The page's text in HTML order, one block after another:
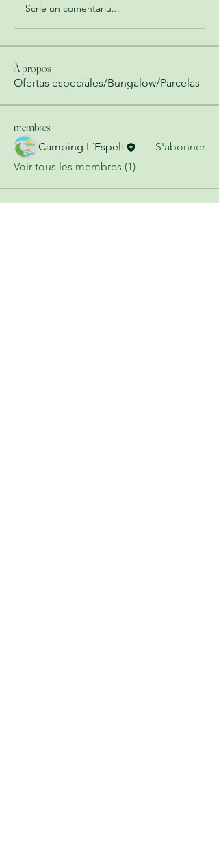
Scrie un comentariu...
À propos
Ofertas especiales/Bungalow/Parcelas
membres
Camping L´Espelt
S'abonner
Voir tous les membres (1)